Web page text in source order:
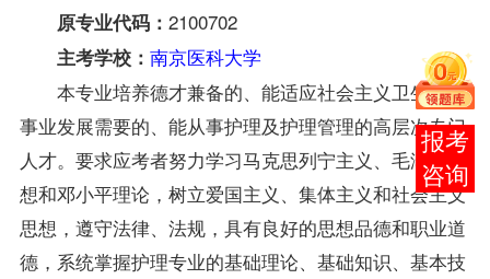
原专业代码： 2100702
主考学校： 南京医科大学
本专业培养德才兼备的、能适应社会主义卫生保健
事业发展需要的、能从事护理及护理管理的高层次专门
人才。要求应考者努力学习马克思列宁主义、毛泽东思
想和邓小平理论，树立爱国主义、集体主义和社会主义
思想，遵守法律、法规，具有良好的思想品德和职业道
德，系统掌握护理专业的基础理论、基础知识、基本技
在线
客服